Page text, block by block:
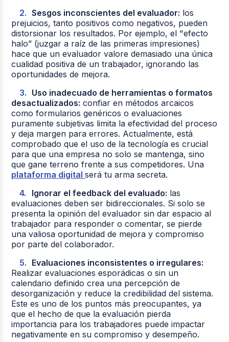
Sesgos inconscientes del evaluador: los
prejuicios, tanto positivos como negativos, pueden
distorsionar los resultados. Por ejemplo, el "efecto
halo” (juzgar a raíz de las primeras impresiones)
hace que un evaluador valore demasiado una única
cualidad positiva de un trabajador, ignorando las
oportunidades de mejora.
Uso inadecuado de herramientas o formatos
desactualizados: confiar en métodos arcaicos
como formularios genéricos o evaluaciones
puramente subjetivas limita la efectividad del proceso
y deja margen para errores. Actualmente, está
comprobado que el uso de la tecnología es crucial
para que una empresa no solo se mantenga, sino
que gane terreno frente a sus competidores. Una
plataforma digitalserá tu arma secreta.
Ignorar el feedback del evaluado: las
evaluaciones deben ser bidireccionales. Si solo se
presenta la opinión del evaluador sin dar espacio al
trabajador para responder o comentar, se pierde
una valiosa oportunidad de mejora y compromiso
por parte del colaborador.
Evaluaciones inconsistentes o irregulares:
Realizar evaluaciones esporádicas o sin un
calendario definido crea una percepción de
desorganización y reduce la credibilidad del sistema.
Este es uno de los puntos más preocupantes, ya
que el hecho de que la evaluación pierda
importancia para los trabajadores puede impactar
negativamente en su compromiso y desempeño.